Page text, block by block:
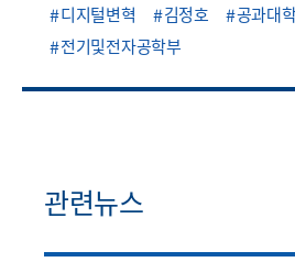
디지털변혁
김정호
공과대
전기및전자공학부
관련뉴스